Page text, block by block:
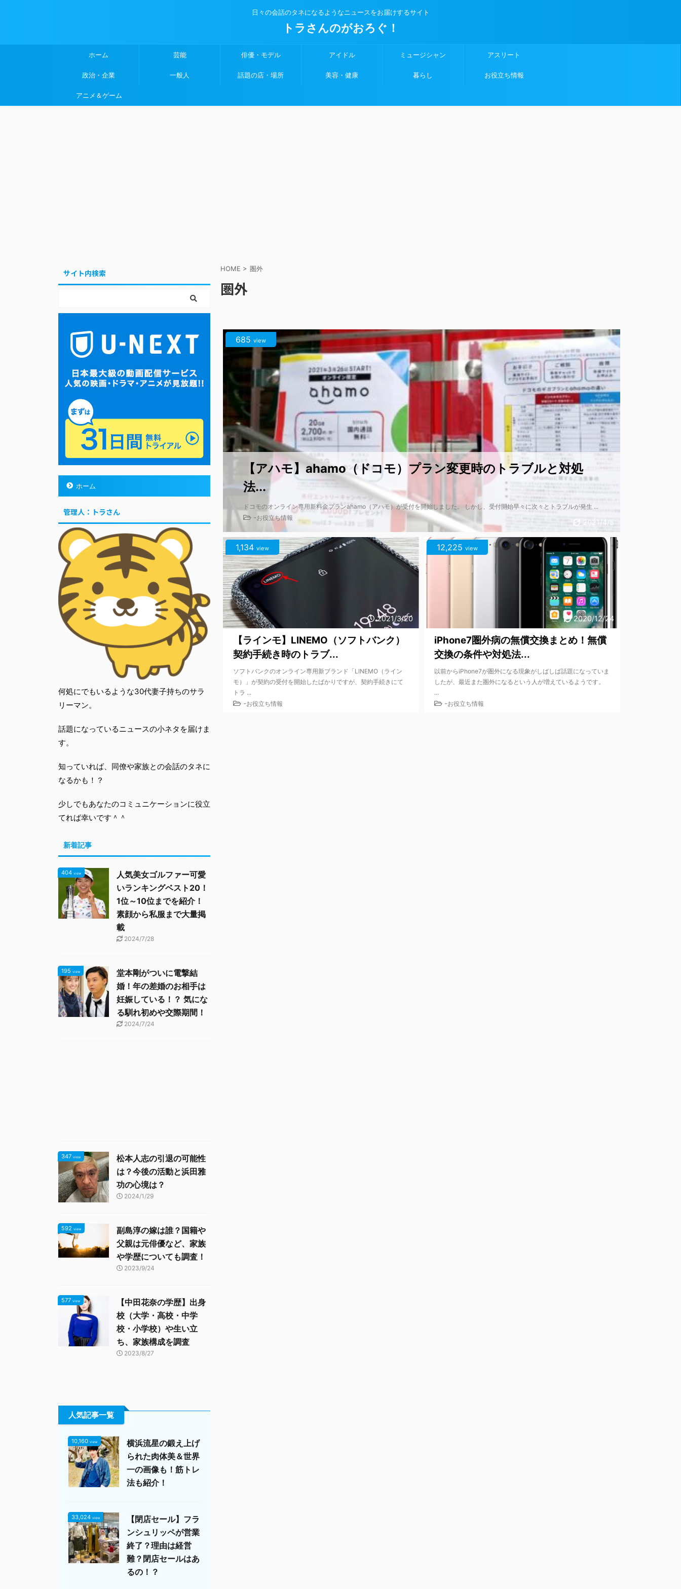
日々の会話のタネになるようなニュースをお届けするサイト
トラさんのがおろぐ！
ホーム 芸能 俳優・モデル アイドル ミュージシャン アスリート
政治・企業 一般人 話題の店・場所 美容・健康 暮らし お役立ち情報
アニメ＆ゲーム
HOME > 圏外
圏外
2021/4/5
685 view
【アハモ】ahamo（ドコモ）プラン変更時のトラブルと対処
法...
ドコモのオンライン専用新料金プランahamo（アハモ）が受付を開始しました。 しかし、受付開始早々に次々とトラブルが発生 ...
-お役立ち情報
2021/3/20
1,134 view
【ラインモ】LINEMO（ソフトバンク）
契約手続き時のトラブ...
ソフトバンクのオンライン専用新ブランド「LINEMO（ライン
モ）」が契約の受付を開始したばかりですが、契約手続きにて
トラ ...
-お役立ち情報
2020/12/24
12,225 view
iPhone7圏外病の無償交換まとめ！無償
交換の条件や対処法...
以前からiPhone7が圏外になる現象がしばしば話題になっていま
したが、最近また圏外になるという人が増えているようです。
...
-お役立ち情報
サイト内検索
ホーム
管理人：トラさん
何処にでもいるような30代妻子持ちのサラ
リーマン。
話題になっているニュースの小ネタを届けま
す。
知っていれば、同僚や家族との会話のタネに
なるかも！？
少しでもあなたのコミュニケーションに役立
てれば幸いです＾＾
新着記事
404 view
人気美女ゴルファー可愛
いランキングベスト20！
1位～10位までを紹介！
素顔から私服まで大量掲
載
2024/7/28
195 view
堂本剛がついに電撃結
婚！年の差婚のお相手は
妊娠している！？ 気にな
る馴れ初めや交際期間！
2024/7/24
347 view
松本人志の引退の可能性
は？今後の活動と浜田雅
功の心境は？
2024/1/29
592 view
副島淳の嫁は誰？国籍や
父親は元俳優など、家族
や学歴についても調査！
2023/9/24
577 view
【中田花奈の学歴】出身
校（大学・高校・中学
校・小学校）や生い立
ち、家族構成を調査
2023/8/27
人気記事一覧
10,160 view
横浜流星の鍛え上げ
られた肉体美＆世界
一の画像も！筋トレ
法も紹介！
33,024 view
【閉店セール】フラ
ンシュリッペが営業
終了？理由は経営
難？閉店セールはあ
るの！？